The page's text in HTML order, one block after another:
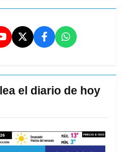
el diario de hoy